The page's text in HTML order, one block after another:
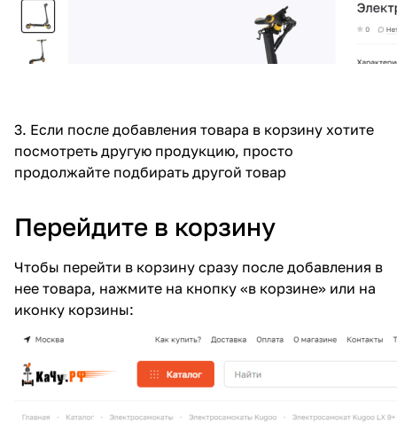
3. Если после добавления товара в корзину хотите
посмотреть другую продукцию, просто
продолжайте подбирать другой товар
Перейдите в корзину
Чтобы перейти в корзину сразу после добавления в
нее товара, нажмите на кнопку «в корзине» или на
иконку корзины: